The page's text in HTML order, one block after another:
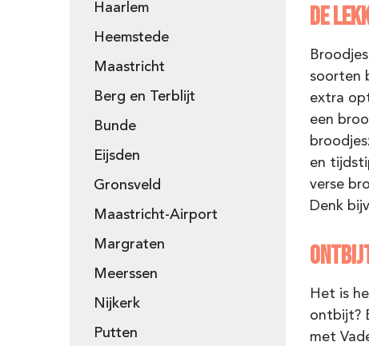
Haarlem
Heemstede
Maastricht
Berg en Terblijt
Bunde
Eijsden
Gronsveld
Maastricht-Airport
Margraten
Meerssen
Nijkerk
Putten
DE
soorten
extra
een
en
verse
Denk
Het is
ontbijt?
met